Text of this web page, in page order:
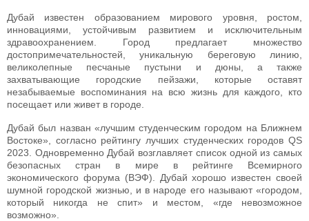
Дубай известен образованием мирового уровня, ростом,
инновациями, устойчивым развитием и исключительным
здравоохранением. Город предлагает множество
достопримечательностей, уникальную береговую линию,
великолепные песчаные пустыни и дюны, а также
захватывающие городские пейзажи, которые оставят
незабываемые воспоминания на всю жизнь для каждого, кто
посещает или живет в городе.
Дубай был назван «лучшим студенческим городом на Ближнем
Востоке», согласно рейтингу лучших студенческих городов QS
2023. Одновременно Дубай возглавляет список одной из самых
безопасных стран в мире в рейтинге Всемирного
экономического форума (ВЭФ). Дубай хорошо известен своей
шумной городской жизнью, и в народе его называют «городом,
который никогда не спит» и местом, «где невозможное
возможно».